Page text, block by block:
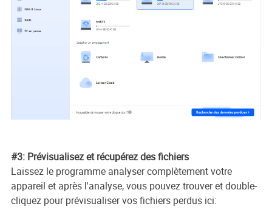
#3: Prévisualisez et récupérez des fichiers
Laissez le programme analyser complètement votre
appareil et après l'analyse, vous pouvez trouver et double-
cliquez pour prévisualiser vos fichiers perdus ici: